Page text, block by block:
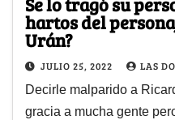
hartos del
Urán?
JULIO 25, 2022 LAS
Decirle malparido a
gracia a mucha gente